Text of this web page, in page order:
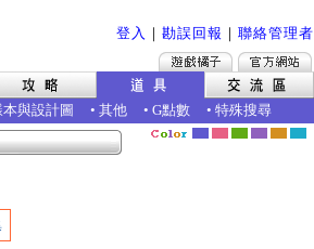
登入 ｜ 勘誤回報 ｜ 聯絡管理者
本與設計圖 • 其他 • G點數 • 特殊搜尋